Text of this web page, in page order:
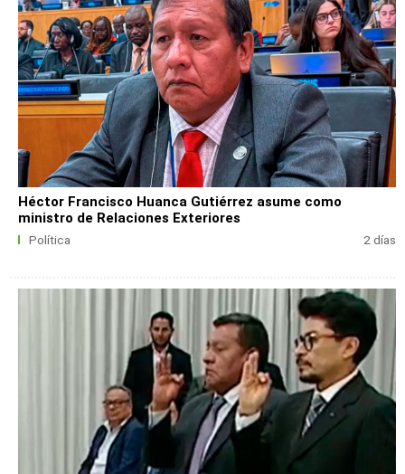
Héctor Francisco Huanca Gutiérrez asume como
ministro de Relaciones Exteriores
Política 2 días